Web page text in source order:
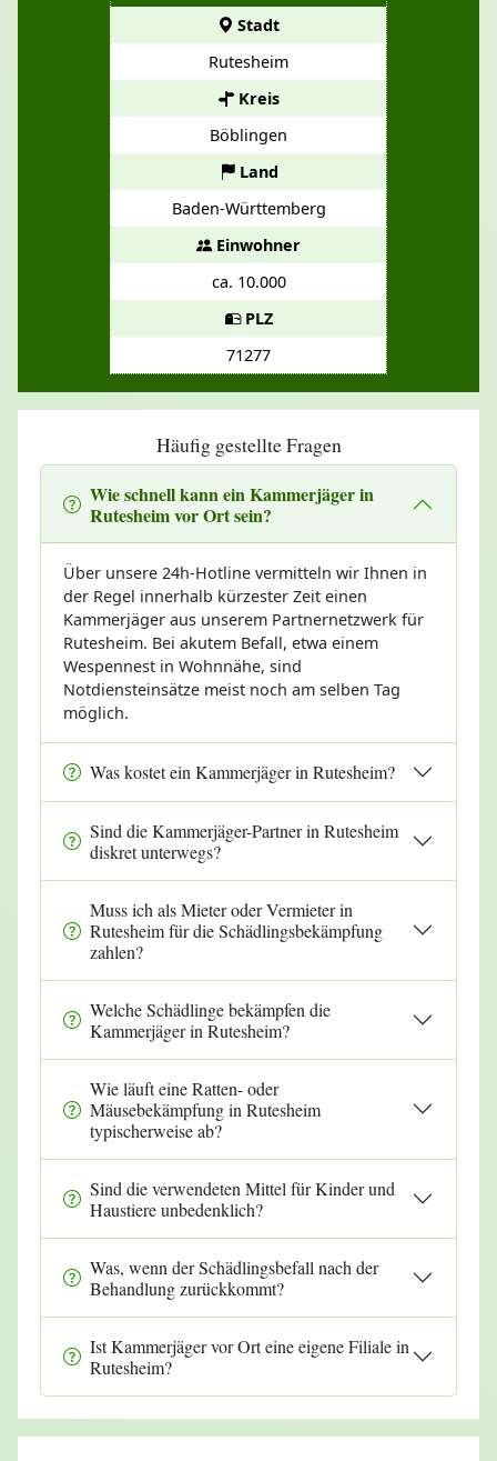
Stadt
Rutesheim
Kreis
Böblingen
Land
Baden-Württemberg
Einwohner
ca. 10.000
PLZ
71277
Häufig gestellte Fragen
Wie schnell kann ein Kammerjäger in
Rutesheim vor Ort sein?
Über unsere 24h-Hotline vermitteln wir Ihnen in
der Regel innerhalb kürzester Zeit einen
Kammerjäger aus unserem Partnernetzwerk für
Rutesheim. Bei akutem Befall, etwa einem
Wespennest in Wohnnähe, sind
Notdiensteinsätze meist noch am selben Tag
möglich.
Was kostet ein Kammerjäger in Rutesheim?
Sind die Kammerjäger-Partner in Rutesheim
diskret unterwegs?
Muss ich als Mieter oder Vermieter in
Rutesheim für die Schädlingsbekämpfung
zahlen?
Welche Schädlinge bekämpfen die
Kammerjäger in Rutesheim?
Wie läuft eine Ratten- oder
Mäusebekämpfung in Rutesheim
typischerweise ab?
Sind die verwendeten Mittel für Kinder und
Haustiere unbedenklich?
Was, wenn der Schädlingsbefall nach der
Behandlung zurückkommt?
Ist Kammerjäger vor Ort eine eigene Filiale in
Rutesheim?